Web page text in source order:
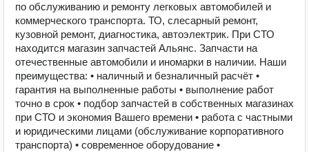
по обслуживанию и ремонту легковых автомобилей и
коммерческого транспорта. ТО, слесарный ремонт,
кузовной ремонт, диагностика, автоэлектрик. При СТО
находится магазин запчастей Альянс. Запчасти на
отечественные автомобили и иномарки в наличии. Наши
преимущества: • наличный и безналичный расчёт •
гарантия на выполненные работы • выполнение работ
точно в срок • подбор запчастей в собственных магазинах
при СТО и экономия Вашего времени • работа с частными
и юридическими лицами (обслуживание корпоративного
транспорта) • современное оборудование •